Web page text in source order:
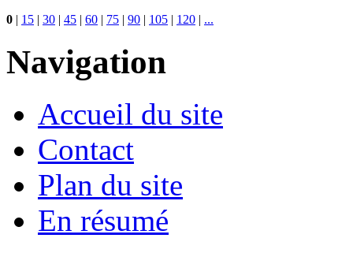
0 | 15 | 30 | 45 | 60 | 75 | 90 | 105 | 120 | ...
Navigation
Accueil du site
Contact
Plan du site
En résumé